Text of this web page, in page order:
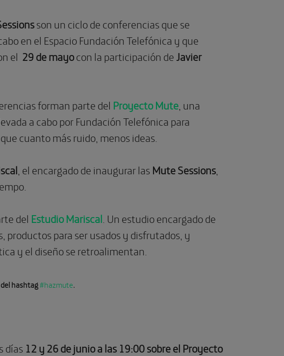
son un ciclo de conferencias que se
en el Espacio Fundación Telefónica y que
el 29 de mayocon la participación deJavier
forman parte del Proyecto Mute , una
a cabo por Fundación Telefónica para
cuanto más ruido, menos ideas.
, el encargado de inaugurar las Mute Sessions
del Estudio Mariscal . Un estudio encargado de
productos para ser usados y disfrutados, y
y el diseño se retroalimentan.
hashtag#hazmute.
días 12 y26 de junio a las 19:00 sobre el Proyecto